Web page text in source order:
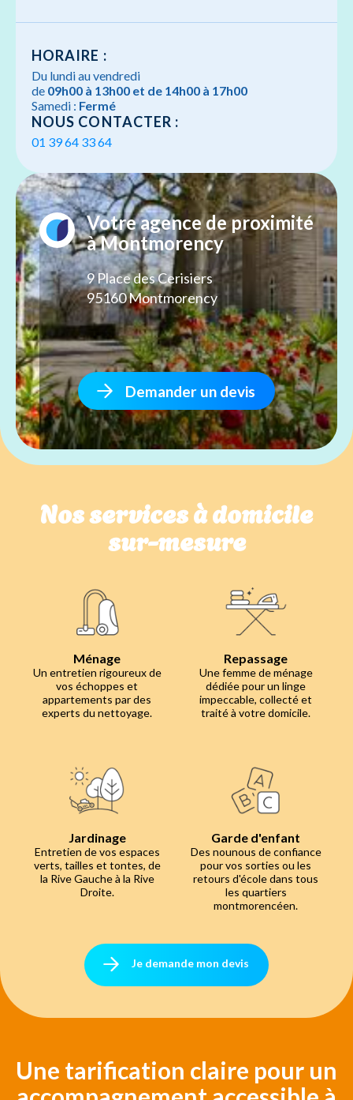
HORAIRE :
Du lundi au vendredi
de 09h00 à 13h00 et de 14h00 à 17h00
Samedi : Fermé
NOUS CONTACTER :
01 39 64 33 64
Votre agence de proximité
à Montmorency
9 Place des Cerisiers
95160 Montmorency
Demander un devis
Nos services à domicile
sur-mesure
Ménage
Un entretien rigoureux de
vos échoppes et
appartements par des
experts du nettoyage.
Repassage
Une femme de ménage
dédiée pour un linge
impeccable, collecté et
traité à votre domicile.
Jardinage
Entretien de vos espaces
verts, tailles et tontes, de
la Rive Gauche à la Rive
Droite.
Garde d'enfant
Des nounous de confiance
pour vos sorties ou les
retours d'école dans tous
les quartiers
montmorencéen.
Je demande mon devis
Une tarification claire pour un